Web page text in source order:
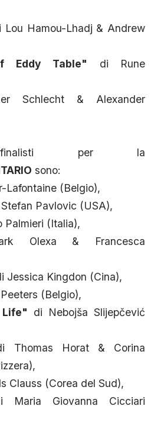
Lou Hamou-Lhadj & Andrew
Eddy Table" di Rune
Schlecht & Alexander
per la
sono:
Lafontaine (Belgio),
Pavlovic (USA),
Palmieri (Italia),
Olexa & Francesca
Jessica Kingdon (Cina),
(Belgio),
di Nebojša Slijepčević
Thomas Horat & Corina
Clauss (Corea del Sud),
Maria Giovanna Cicciari